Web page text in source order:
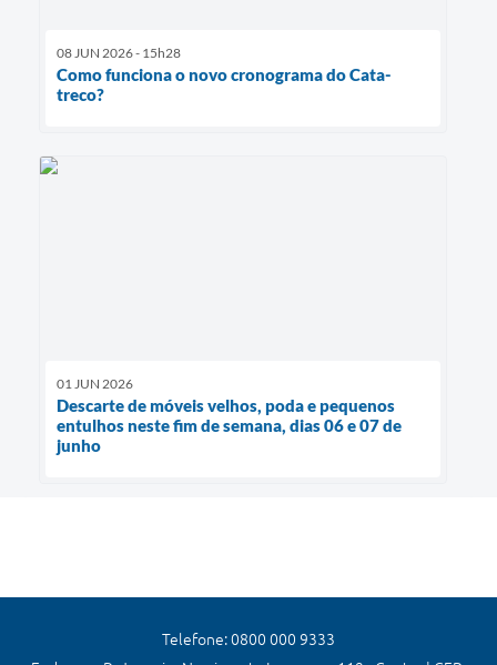
08 JUN 2026 - 15h28
Como funciona o novo cronograma do Cata-
treco?
01 JUN 2026
Descarte de móveis velhos, poda e pequenos
entulhos neste fim de semana, dias 06 e 07 de
junho
Telefone: 0800 000 9333